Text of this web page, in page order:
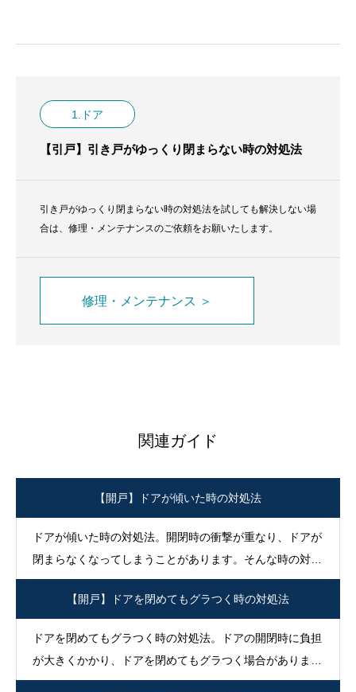
1.ドア
【引戸】引き戸がゆっくり閉まらない時の対処法
引き戸がゆっくり閉まらない時の対処法を試しても解決しない場
合は、修理・メンテナンスのご依頼をお願いたします。
修理・メンテナンス ＞
関連ガイド
【開戸】ドアが傾いた時の対処法
ドアが傾いた時の対処法。開閉時の衝撃が重なり、ドアが
閉まらなくなってしまうことがあります。そんな時の対処
法を紹介。
【開戸】ドアを閉めてもグラつく時の対処法
ドアを閉めてもグラつく時の対処法。ドアの開閉時に負担
が大きくかかり、ドアを閉めてもグラつく場合がありま
す。そんな時の対処法をご紹介。